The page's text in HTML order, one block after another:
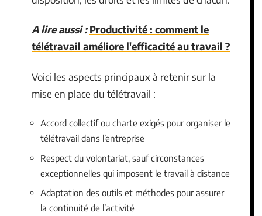
A lire aussi : Productivité : comment le
télétravail améliore l'efficacité au travail ?
Voici les aspects principaux à retenir sur la
mise en place du télétravail :
Accord collectif ou charte exigés pour organiser le
télétravail dans l’entreprise
Respect du volontariat, sauf circonstances
exceptionnelles qui imposent le travail à distance
Adaptation des outils et méthodes pour assurer
la continuité de l’activité